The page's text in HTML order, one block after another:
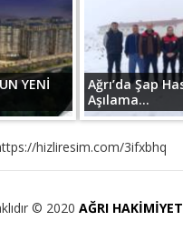
YENİ
Ağrı’da Şap
Aşılama...
hizliresim.com/3ifxbhq
© 2020 AĞRI